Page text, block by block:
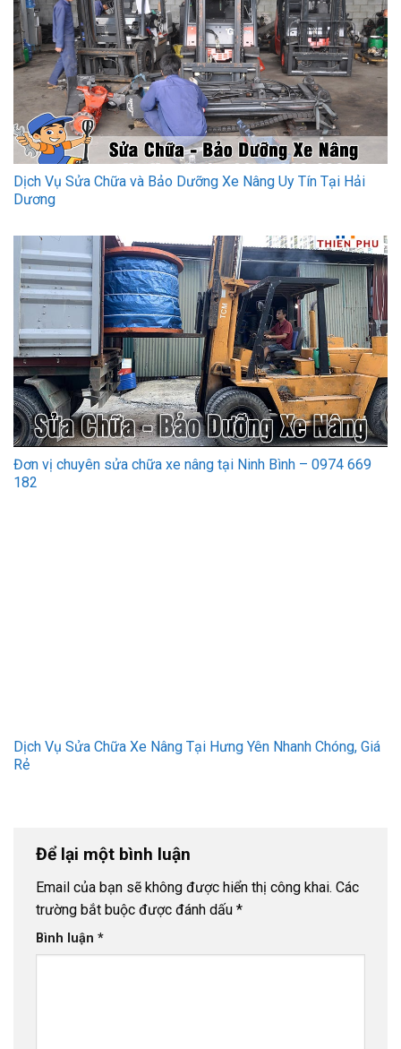
Dịch Vụ Sửa Chữa và Bảo Dưỡng Xe Nâng Uy Tín Tại Hải
Dương
Đơn vị chuyên sửa chữa xe nâng tại Ninh Bình – 0974 669
182
Dịch Vụ Sửa Chữa Xe Nâng Tại Hưng Yên Nhanh Chóng, Giá
Rẻ
Để lại một bình luận
Email của bạn sẽ không được hiển thị công khai. Các
trường bắt buộc được đánh dấu *
Bình luận *